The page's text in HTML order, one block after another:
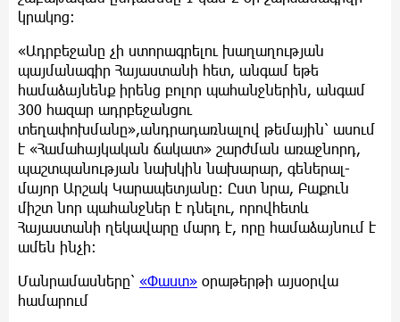
կրակոց։
«Ադրբեջանը չի ստորագրելու խաղաղության
պայմանագիր Հայաստանի հետ, անգամ եթե
համաձայնենք իրենց բոլոր պահանջներին, անգամ
300 հազար ադրբեջանցու
տեղափոխմանը»,անդրադառնալով թեմային՝ ասում
է «Համահայկական ճակատ» շարժման առաջնորդ,
պաշտպանության նախկին նախարար, գեներալ-
մայոր Արշակ Կարապետյանը: Ըստ նրա, Բաքուն
միշտ նոր պահանջներ է դնելու, որովհետև
Հայաստանի ղեկավարը մարդ է, որը համաձայնում է
ամեն ինչի։
Մանրամասները՝ «Փաստ» օրաթերթի այսօրվա
համարում